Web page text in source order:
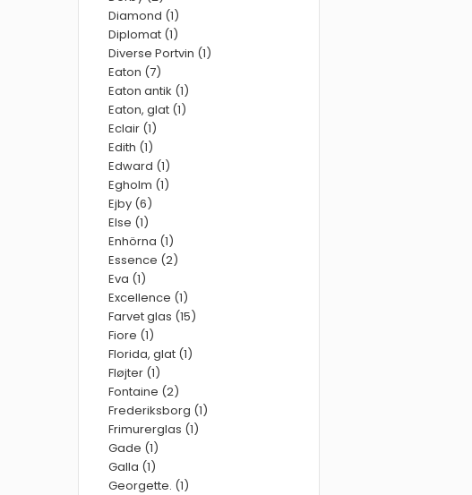
Diamond (1)
Diplomat (1)
Diverse Portvin (1)
Eaton (7)
Eaton antik (1)
Eaton, glat (1)
Eclair (1)
Edith (1)
Edward (1)
Egholm (1)
Ejby (6)
Else (1)
Enhörna (1)
Essence (2)
Eva (1)
Excellence (1)
Farvet glas (15)
Fiore (1)
Florida, glat (1)
Fløjter (1)
Fontaine (2)
Frederiksborg (1)
Frimurerglas (1)
Gade (1)
Galla (1)
Georgette. (1)